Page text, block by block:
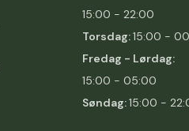
15:00 - 22:00
Torsdag:15:00 -
Fredag - Lørdag:
15:00 - 05:00
Søndag:15:00 -